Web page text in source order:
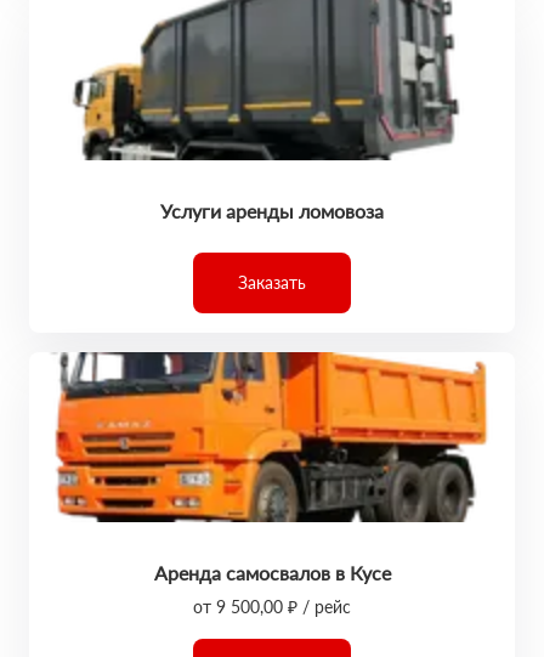
Услуги аренды ломовоза
Заказать
Аренда самосвалов в Кусе
от 9 500,00 ₽ / рейс